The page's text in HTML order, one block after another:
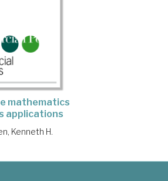
mathematics
applications
Kenneth H.